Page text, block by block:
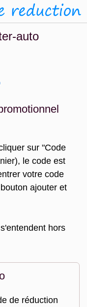
auto
sur "Code
le code est
votre code
ajouter et
hors
de réduction